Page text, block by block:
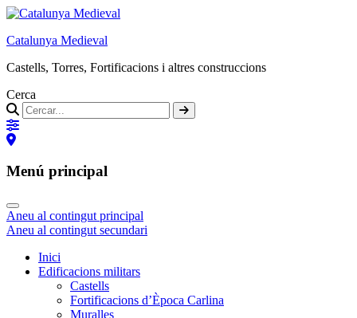
Catalunya Medieval
Castells, Torres, Fortificacions i altres construccions
Cerca
Menú principal
Aneu al contingut principal
Aneu al contingut secundari
Inici
Edificacions militars
Castells
Fortificacions d’Època Carlina
Muralles